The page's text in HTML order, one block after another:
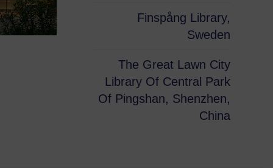
Finspång Library,
Sweden
The Great Lawn City
Library Of Central Park
Of Pingshan, Shenzhen,
China